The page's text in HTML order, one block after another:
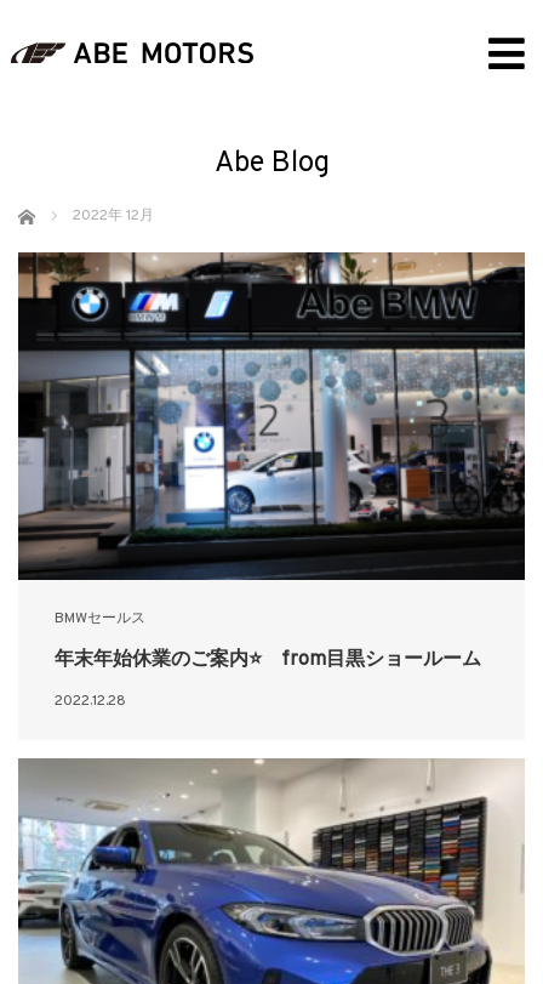
Abe Blog
ホーム 2022年 12月
BMWセールス
年末年始休業のご案内⭐ from目黒ショールーム
2022.12.28